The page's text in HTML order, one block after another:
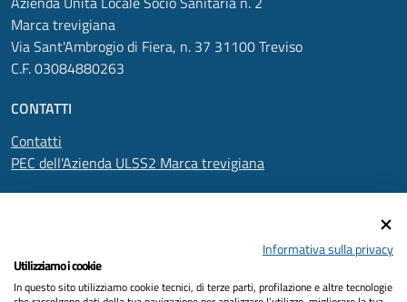
Marca trevigiana
Via Sant'Ambrogio di Fiera, n. 37 31100 Treviso
C.F. 03084880263
CONTATTI
Contatti
PEC dell'Azienda ULSS2 Marca trevigiana
Informativa privacy
Informativa sulla privacy
Utilizziamo i cookie
In questo sito utilizziamo cookie tecnici, di terze parti, profilazione e altre tecnologie